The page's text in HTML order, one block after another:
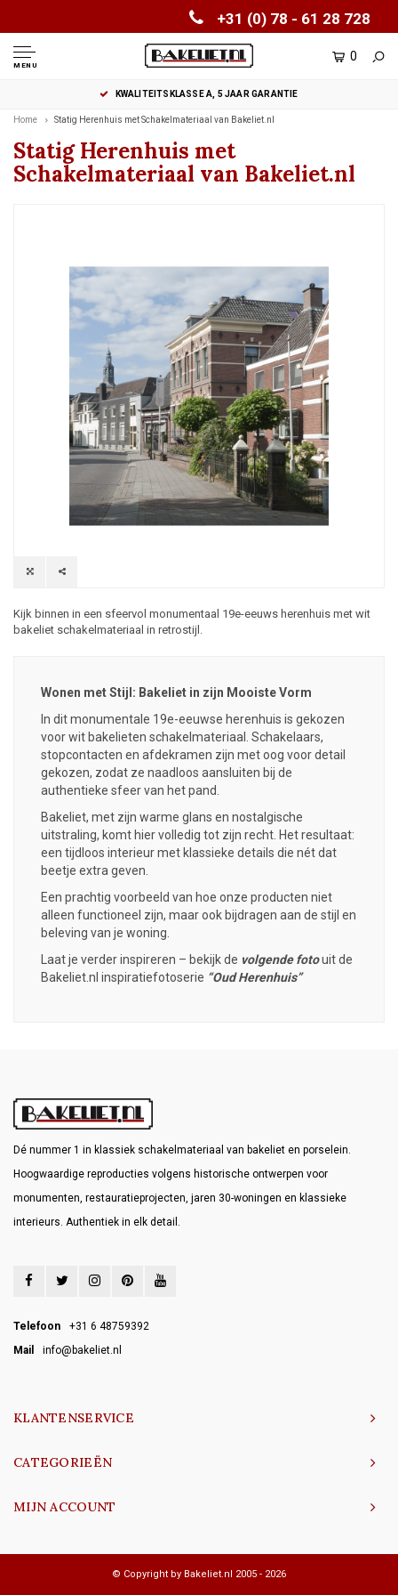
+31 (0) 78 - 61 28 728
MENU
0
KWALITEITSKLASSE A, 5 JAAR GARANTIE
Home Statig Herenhuis met Schakelmateriaal van Bakeliet.nl
Statig Herenhuis met
Schakelmateriaal van Bakeliet.nl
Kijk binnen in een sfeervol monumentaal 19e-eeuws herenhuis met wit
bakeliet schakelmateriaal in retrostijl.
Wonen met Stijl: Bakeliet in zijn Mooiste Vorm
In dit monumentale 19e-eeuwse herenhuis is gekozen
voor wit bakelieten schakelmateriaal Schakelaars,
stopcontacten en afdekramen zijn met oog voor detail
gekozen, zodat ze naadloos aansluiten bij de
authentieke sfeer van het pand.
Bakeliet, met zijn warme glans en nostalgische
uitstraling, komt hier volledig tot zijn recht. Het resultaat:
een tijdloos interieur met klassieke details die nét dat
beetje extra geven.
Een prachtig voorbeeld van hoe onze producten niet
alleen functioneel zijn, maar ook bijdragen aan de stijl en
beleving van je woning.
Laat je verder inspireren – bekijk de volgende fotouit de
Bakeliet.nl inspiratiefotoserie “Oud Herenhuis”
Dé nummer 1 in klassiek schakelmateriaal van bakeliet en porselein.
Hoogwaardige reproducties volgens historische ontwerpen voor
monumenten, restauratieprojecten, jaren 30-woningen en klassieke
interieurs. Authentiek in elk detail.
Telefoon
+31 6 48759392
Mail
info@bakeliet.nl
KLANTENSERVICE
CATEGORIEËN
MIJN ACCOUNT
© Copyright by Bakeliet.nl 2005 - 2026